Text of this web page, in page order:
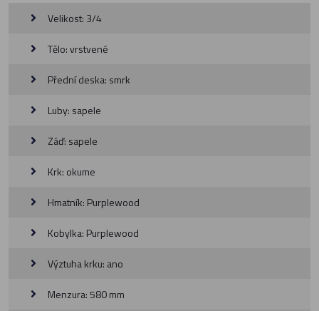
Velikost: 3/4
Tělo: vrstvené
Přední deska: smrk
Luby: sapele
Záď: sapele
Krk: okume
Hmatník: Purplewood
Kobylka: Purplewood
Výztuha krku: ano
Menzura: 580 mm